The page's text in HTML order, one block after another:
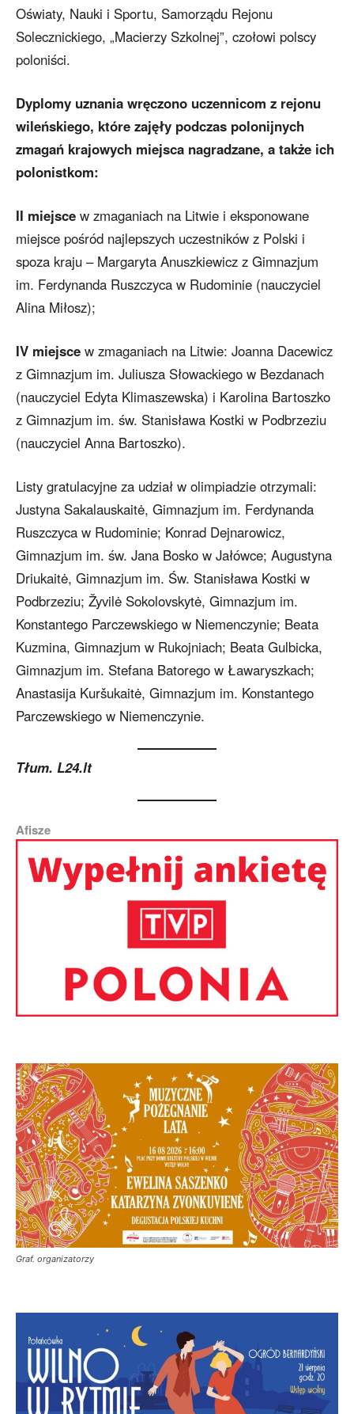
Oświaty, Nauki i Sportu, Samorządu Rejonu
Solecznickiego, „Macierzy Szkolnej”, czołowi polscy
poloniści.
Dyplomy uznania wręczono uczennicom z rejonu
wileńskiego, które zajęły podczas polonijnych
zmagań krajowych miejsca nagradzane, a także ich
polonistkom:
II miejsce w zmaganiach na Litwie i eksponowane
miejsce pośród najlepszych uczestników z Polski i
spoza kraju – Margaryta Anuszkiewicz z Gimnazjum
im. Ferdynanda Ruszczyca w Rudominie (nauczyciel
Alina Miłosz);
IV miejsce w zmaganiach na Litwie: Joanna Dacewicz
z Gimnazjum im. Juliusza Słowackiego w Bezdanach
(nauczyciel Edyta Klimaszewska) i Karolina Bartoszko
z Gimnazjum im. św. Stanisława Kostki w Podbrzeziu
(nauczyciel Anna Bartoszko).
Listy gratulacyjne za udział w olimpiadzie otrzymali:
Justyna Sakalauskaitė, Gimnazjum im. Ferdynanda
Ruszczyca w Rudominie; Konrad Dejnarowicz,
Gimnazjum im. św. Jana Bosko w Jałówce; Augustyna
Driukaitė, Gimnazjum im. Św. Stanisława Kostki w
Podbrzeziu; Žyvilė Sokolovskytė, Gimnazjum im.
Konstantego Parczewskiego w Niemenczynie; Beata
Kuzmina, Gimnazjum w Rukojniach; Beata Gulbicka,
Gimnazjum im. Stefana Batorego w Ławaryszkach;
Anastasija Kuršukaitė, Gimnazjum im. Konstantego
Parczewskiego w Niemenczynie.
Tłum. L24.lt
Afisze
Graf. organizatorzy